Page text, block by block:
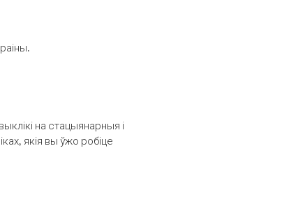
на стацыянарныя і
якія вы ўжо робіце